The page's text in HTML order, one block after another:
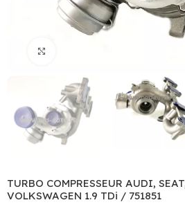
TURBO COMPRESSEUR AUDI,
VOLKSWAGEN 1.9 TDi / 751851